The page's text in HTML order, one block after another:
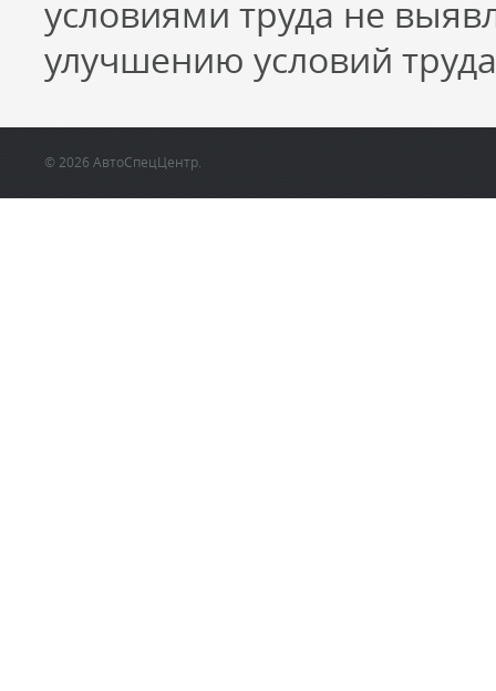
условиями труда не
улучшению условий
© 2026 АвтоСпецЦентр.